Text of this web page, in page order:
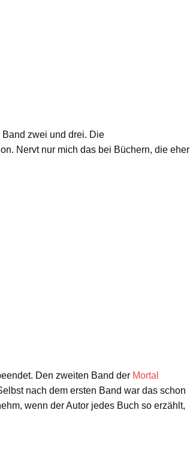
zwei und drei. Die
Nervt nur mich das bei Büchern, die eher
Den zweiten Band der Mortal
nach dem ersten Band war das schon
wenn der Autor jedes Buch so erzählt,